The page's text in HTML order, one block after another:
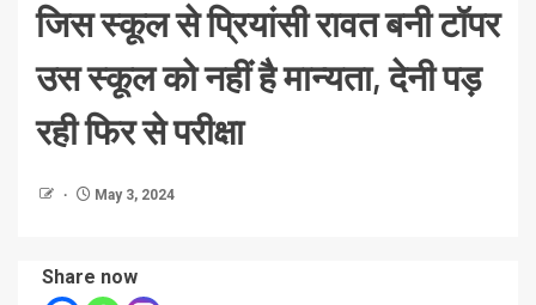
जिस स्कूल से प्रियांसी रावत बनी टॉपर
उस स्कूल को नहीं है मान्यता, देनी पड़
रही फिर से परीक्षा
May 3, 2024
Share now